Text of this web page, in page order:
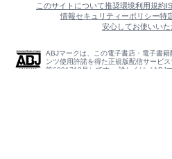
このサイトについて推奨環境利用規約
情報セキュリティーポリシー特
安心してお使いい
ABJマークは、この電子書店・電子書
ンツ使用許諾を得た正規版配信サービ
第6091713号）です。 詳しくは［ABJ